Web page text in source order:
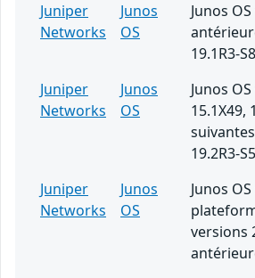
Juniper
Networks
Junos
OS
Junos
19.1R3-S8
Juniper
Networks
Junos
OS
Junos
15.1X49,
19.2R3-S5
Juniper
Networks
Junos
OS
Junos
versions